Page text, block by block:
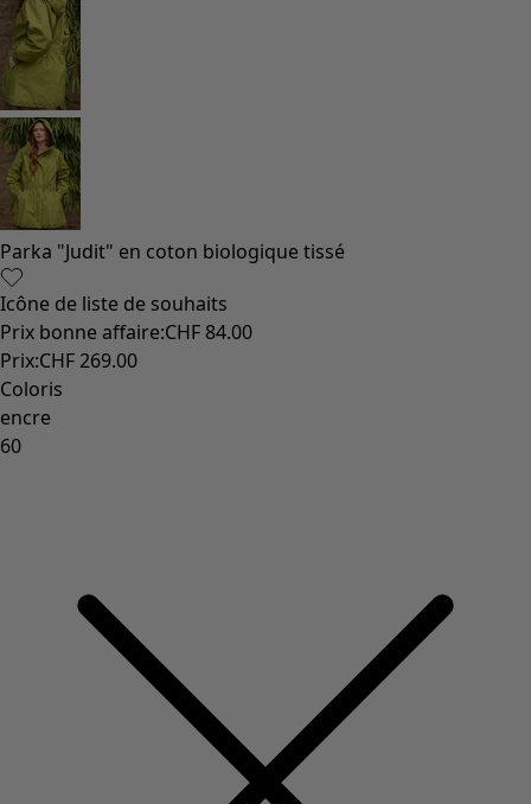
Collections
Dans l'univers du kimono
Monsoon
Étendues champêtres
Coimbatore
Les classiques de Gudrun
Des tournesols pour le HCR